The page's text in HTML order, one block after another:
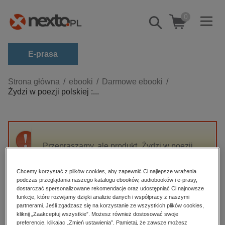
Pokaż/schowaj
wyszukiwarkę
0
E-prasa
Kategorie
Zobacz wszystkie E-prasa
budownictwo, aranżacja wnętrz
darmowe wydania
edukacja
hobby, sport, rozrywka
komputery, internet, technologie, informatyka
Strona główna ebooki
Darmowe ebooki
Żydzi w poezji polskiej :...
Przepraszamy, ale produkt „Żydzi w poezji
High-contrast mode
Polecane
Chcemy korzystać z plików cookies, aby zapewnić Ci najlepsze wrażenia
podczas przeglądania naszego katalogu ebooków, audiobooków i e-prasy,
dostarczać spersonalizowane rekomendacje oraz udostępniać Ci najnowsze
funkcje, które rozwijamy dzięki analizie danych i współpracy z naszymi
partnerami. Jeśli zgadzasz się na korzystanie ze wszystkich plików cookies,
kliknij „Zaakceptuj wszystkie”. Możesz również dostosować swoje
preferencje, klikając „Zmień ustawienia”. Pamiętaj, że zawsze możesz